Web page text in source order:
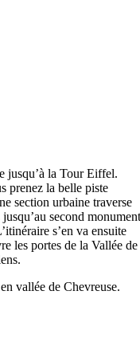
jusqu’à la Tour Eiffel.
prenez la belle piste
section urbaine traverse
second monument
s’en va ensuite
les portes de la Vallée de
vallée de Chevreuse.